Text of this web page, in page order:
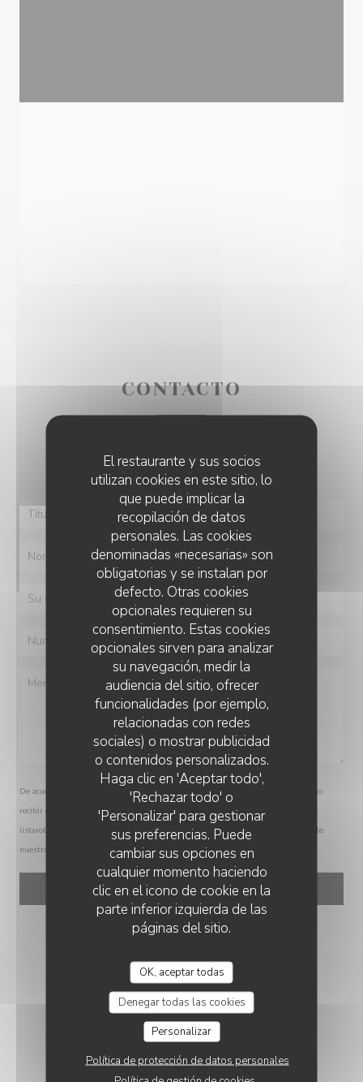
El restaurante y sus socios
utilizan cookies en este sitio, lo
que puede implicar la
recopilación de datos
personales. Las cookies
denominadas «necesarias» son
obligatorias y se instalan por
defecto. Otras cookies
opcionales requieren su
consentimiento. Estas cookies
opcionales sirven para analizar
su navegación, medir la
audiencia del sitio, ofrecer
funcionalidades (por ejemplo,
relacionadas con redes
sociales) o mostrar publicidad
o contenidos personalizados.
Haga clic en 'Aceptar todo',
'Rechazar todo' o
'Personalizar' para gestionar
sus preferencias. Puede
cambiar sus opciones en
cualquier momento haciendo
clic en el icono de cookie en la
parte inferior izquierda de las
páginas del sitio.
OK, aceptar todas
Denegar todas las cookies
Personalizar
Política de protección de datos personales
CONTACTO
Rellene el siguiente formulario.
De acuerdo con la normativa de protección de datos, puede ejercer su derecho a no
recibir comunicaciones comerciales inscribiéndose en la Lista Robinson:
listarobinson.es
. Para más información sobre el tratamiento de sus datos, consulte
nuestra
política de privacidad.
INFORMACIÓN
GENERAL